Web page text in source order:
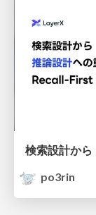
po3rin